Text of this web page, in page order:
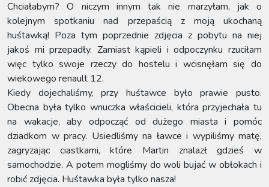
Chciałabym? O niczym innym tak nie marzyłam, jak o
kolejnym spotkaniu nad przepaścią z moją ukochaną
huśtawką! Poza tym poprzednie zdjęcia z pobytu na niej
jakoś mi przepadły. Zamiast kąpieli i odpoczynku rzuciłam
więc tylko swoje rzeczy do hostelu i wcisnęłam się do
wiekowego renault 12.
Kiedy dojechaliśmy, przy huśtawce było prawie pusto.
Obecna była tylko wnuczka właścicieli, która przyjechała tu
na wakacje, aby odpocząć od dużego miasta i pomóc
dziadkom w pracy. Usiedliśmy na ławce i wypiliśmy matę,
zagryzając ciastkami, które Martin znalazł gdzieś w
samochodzie. A potem mogliśmy do woli bujać w obłokach i
robić zdjęcia. Huśtawka była tylko nasza!